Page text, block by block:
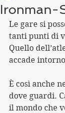
Ironman-
Le gare si
tanti punti di
Quello
accade
È così anche
dove guardi.
il mondo che